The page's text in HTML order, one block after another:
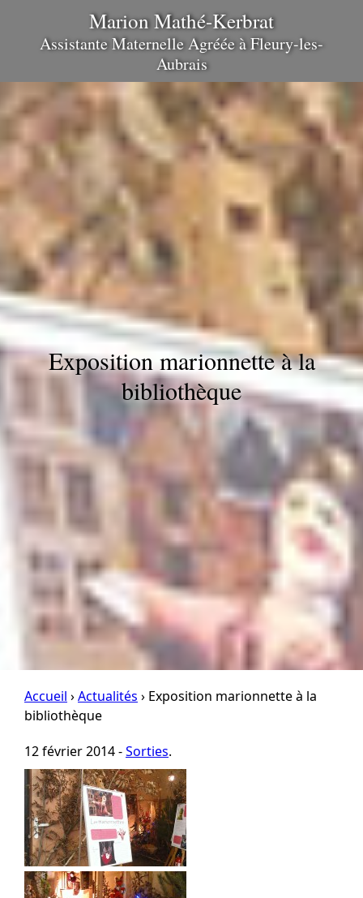
Marion Mathé-Kerbrat
Assistante Maternelle AgrééeàFleury-les-
Aubrais
Exposition marionnette à la
bibliothèque
Accueil ›Actualités › Exposition marionnette à la
bibliothèque
12 février 2014 -Sorties.